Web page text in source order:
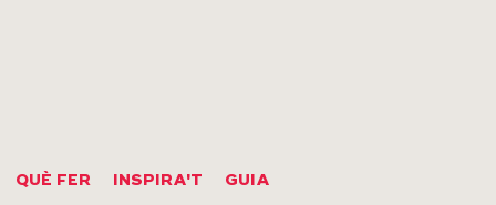
QUÈ FER INSPIRA'T GUIA